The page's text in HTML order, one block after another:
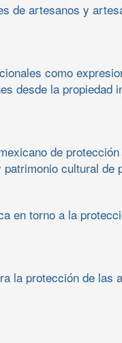
de artesanos y
como
desde la propiedad
de
cultural de
en torno a la
la protección de las